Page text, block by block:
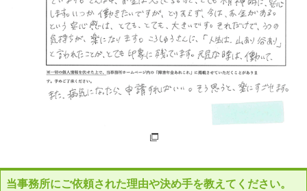
当事務所にご依頼された理由や決め手を教えてください。